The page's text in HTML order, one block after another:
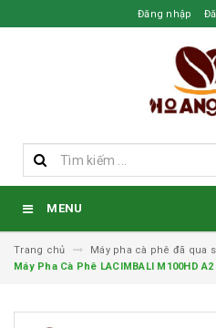
Đăng nhập
MENU
Trang chủ
Máy pha cà phê đã qua
Máy Pha Cà Phê LACIMBALI M100HD A2